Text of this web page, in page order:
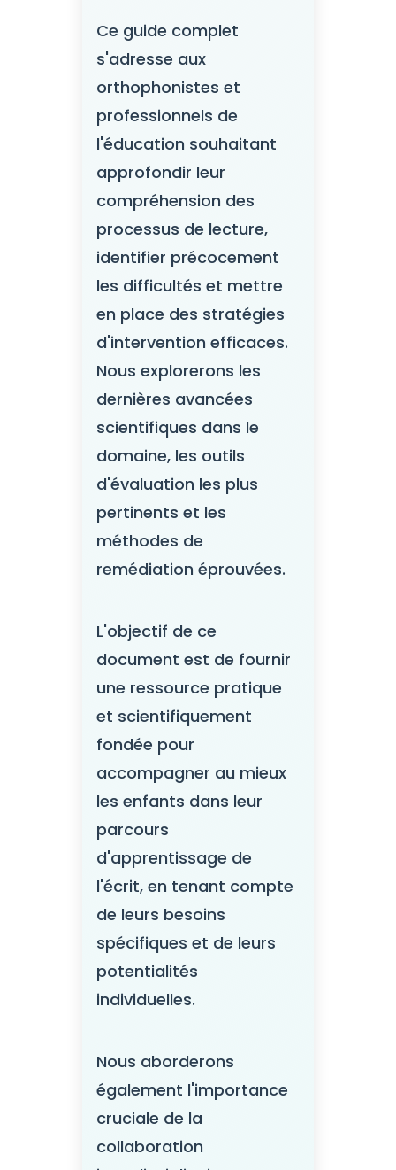
Ce guide complet
s'adresse aux
orthophonistes et
professionnels de
l'éducation souhaitant
approfondir leur
compréhension des
processus de lecture,
identifier précocement
les difficultés et mettre
en place des stratégies
d'intervention efficaces.
Nous explorerons les
dernières avancées
scientifiques dans le
domaine, les outils
d'évaluation les plus
pertinents et les
méthodes de
remédiation éprouvées.
L'objectif de ce
document est de fournir
une ressource pratique
et scientifiquement
fondée pour
accompagner au mieux
les enfants dans leur
parcours
d'apprentissage de
l'écrit, en tenant compte
de leurs besoins
spécifiques et de leurs
potentialités
individuelles.
Nous aborderons
également l'importance
cruciale de la
collaboration